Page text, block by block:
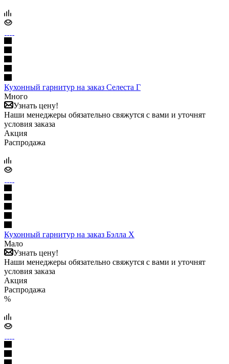
Кухонный гарнитур на заказ Селеста Г
Много
Узнать цену!
Наши менеджеры обязательно свяжутся с вами и уточнят
условия заказа
Акция
Распродажа
Кухонный гарнитур на заказ Бэлла Х
Мало
Узнать цену!
Наши менеджеры обязательно свяжутся с вами и уточнят
условия заказа
Акция
Распродажа
%